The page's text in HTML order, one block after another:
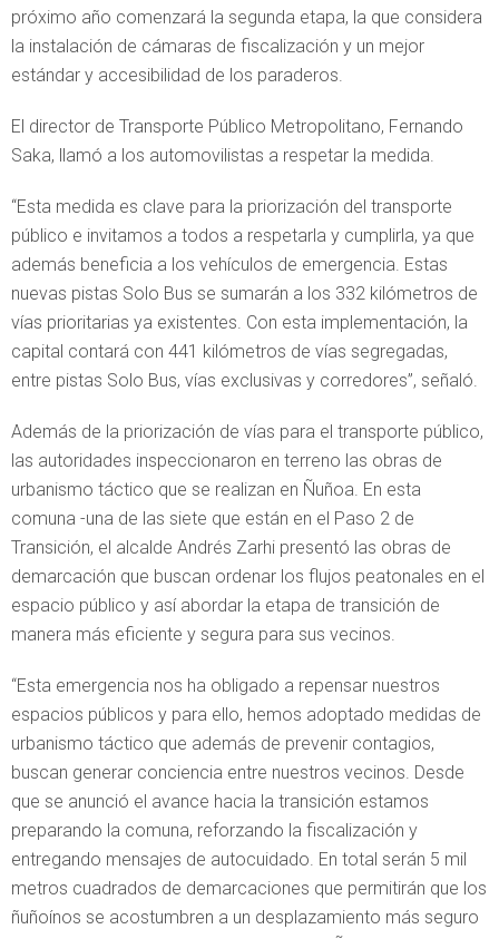
próximo año comenzará la segunda etapa, la que considera
la instalación de cámaras de fiscalización y un mejor
estándar y accesibilidad de los paraderos.
El director de Transporte Público Metropolitano, Fernando
Saka, llamó a los automovilistas a respetar la medida.
“Esta medida es clave para la priorización del transporte
público e invitamos a todos a respetarla y cumplirla, ya que
además beneficia a los vehículos de emergencia. Estas
nuevas pistas Solo Bus se sumarán a los 332 kilómetros de
vías prioritarias ya existentes. Con esta implementación, la
capital contará con 441 kilómetros de vías segregadas,
entre pistas Solo Bus, vías exclusivas y corredores”, señaló.
Además de la priorización de vías para el transporte público,
las autoridades inspeccionaron en terreno las obras de
urbanismo táctico que se realizan en Ñuñoa. En esta
comuna -una de las siete que están en el Paso 2 de
Transición, el alcalde Andrés Zarhi presentó las obras de
demarcación que buscan ordenar los flujos peatonales en el
espacio público y así abordar la etapa de transición de
manera más eficiente y segura para sus vecinos.
“Esta emergencia nos ha obligado a repensar nuestros
espacios públicos y para ello, hemos adoptado medidas de
urbanismo táctico que además de prevenir contagios,
buscan generar conciencia entre nuestros vecinos. Desde
que se anunció el avance hacia la transición estamos
preparando la comuna, reforzando la fiscalización y
entregando mensajes de autocuidado. En total serán 5 mil
metros cuadrados de demarcaciones que permitirán que los
ñuñoínos se acostumbren a un desplazamiento más seguro